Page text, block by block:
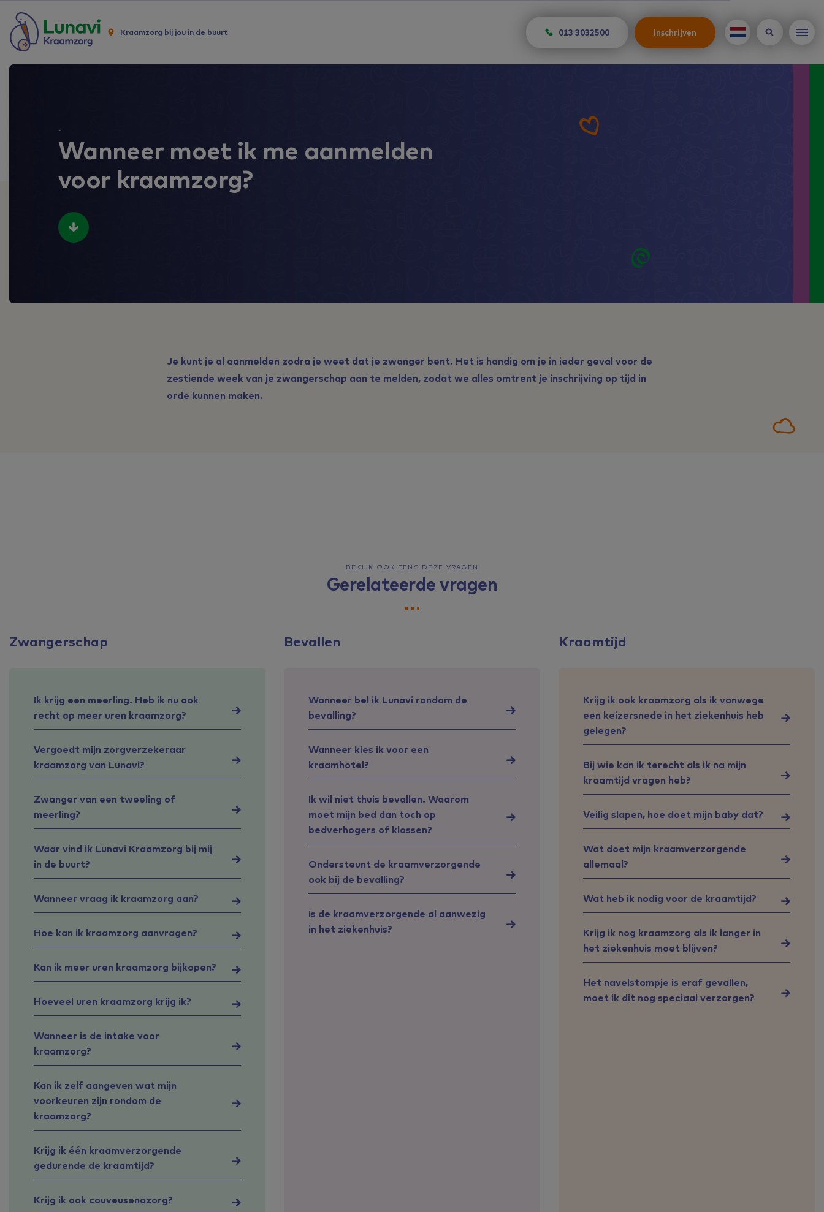
Kraamzorg bij jou in de buurt 013 3032500 Inschrijven
-
Wanneer moet ik me aanmelden
voor kraamzorg?
Je kunt je al aanmelden zodra je weet dat je zwanger bent. Het is handig om je in ieder geval voor de
zestiende week van je zwangerschap aan te melden, zodat we alles omtrent je inschrijving op tijd in
orde kunnen maken.
BEKIJK OOK EENS DEZE VRAGEN
Gerelateerde vragen
Zwangerschap
Ik krijg een meerling. Heb ik nu ook
recht op meer uren kraamzorg?
Vergoedt mijn zorgverzekeraar
kraamzorg van Lunavi?
Zwanger van een tweeling of
meerling?
Waar vind ik Lunavi Kraamzorg bij mij
in de buurt?
Wanneer vraag ik kraamzorg aan?
Hoe kan ik kraamzorg aanvragen?
Kan ik meer uren kraamzorg bijkopen?
Hoeveel uren kraamzorg krijg ik?
Wanneer is de intake voor
kraamzorg?
Kan ik zelf aangeven wat mijn
voorkeuren zijn rondom de
kraamzorg?
Krijg ik één kraamverzorgende
gedurende de kraamtijd?
Krijg ik ook couveusenazorg?
Bevallen
Wanneer bel ik Lunavi rondom de
bevalling?
Wanneer kies ik voor een
kraamhotel?
Ik wil niet thuis bevallen. Waarom
moet mijn bed dan toch op
bedverhogers of klossen?
Ondersteunt de kraamverzorgende
ook bij de bevalling?
Is de kraamverzorgende al aanwezig
in het ziekenhuis?
Kraamtijd
Krijg ik ook kraamzorg als ik vanwege
een keizersnede in het ziekenhuis heb
gelegen?
Bij wie kan ik terecht als ik na mijn
kraamtijd vragen heb?
Veilig slapen, hoe doet mijn baby dat?
Wat doet mijn kraamverzorgende
allemaal?
Wat heb ik nodig voor de kraamtijd?
Krijg ik nog kraamzorg als ik langer in
het ziekenhuis moet blijven?
Het navelstompje is eraf gevallen,
moet ik dit nog speciaal verzorgen?